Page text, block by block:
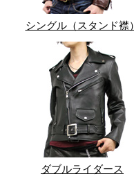
シングル（スタンド襟）
ダブルライダース